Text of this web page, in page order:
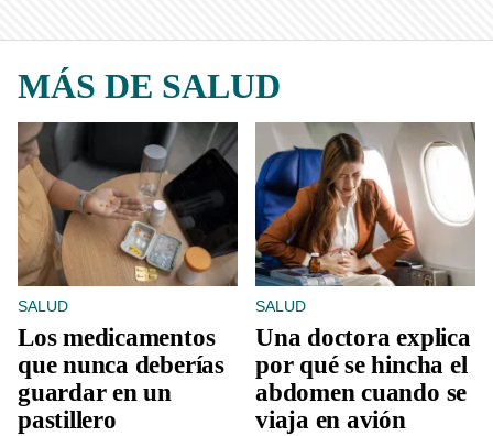
MÁS DE SALUD
SALUD
Los medicamentos
que nunca deberías
guardar en un
pastillero
SALUD
Una doctora explica
por qué se hincha el
abdomen cuando se
viaja en avión